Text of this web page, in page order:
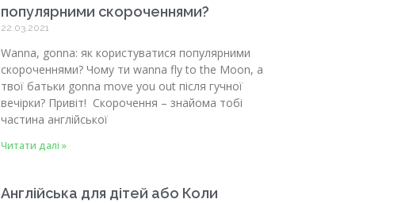
популярними скороченнями?
22.03.2021
Wanna, gonna: як користуватися популярними
скороченнями? Чому ти wanna fly to the Moon, а
твої батьки gonna move you out після гучної
вечірки? Привіт! Скорочення – знайома тобі
частина англійської
Читати далі »
Англійська для дітей або Коли